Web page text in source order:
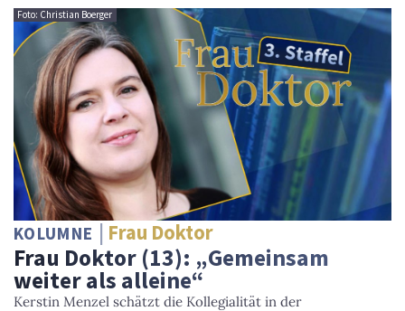
Foto: Christian Boerger
KOLUMNE Frau Doktor
Frau Doktor (13): „Gemeinsam
weiter als alleine“
Kerstin Menzel schätzt die Kollegialität in der